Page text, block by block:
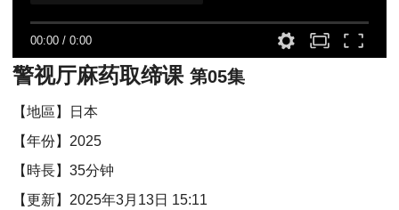
00:00 /0:00
警视厅麻药取缔课第05集
【地區】日本
【年份】2025
【時長】35分钟
【更新】2025年3月13日 15:11